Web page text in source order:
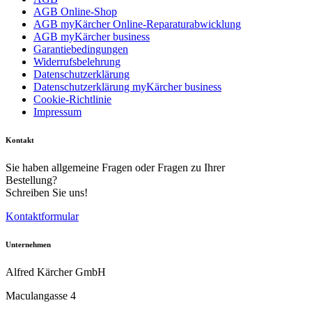
Download PDF
Handbuch
AGB Online-Shop
AGB myKärcher Online-Reparaturabwicklung
AGB myKärcher business
Garantiebedingungen
Widerrufsbelehrung
Datenschutzerklärung
Datenschutzerklärung myKärcher business
Cookie-Richtlinie
Impressum
Kontakt
Sie haben allgemeine Fragen oder Fragen zu Ihrer
Bestellung?
Schreiben Sie uns!
Kontaktformular
Unternehmen
Alfred Kärcher GmbH
Maculangasse 4